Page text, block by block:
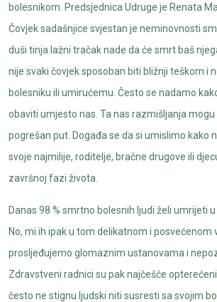
bolesnikom. Predsjednica Udruge je Renata
Čovjek sadašnjice svjestan je neminovnosti
duši tinja lažni tračak nade da će smrt baš
nije svaki čovjek sposoban biti bližnji teškom i
bolesniku ili umirućemu. Često se nadamo
obaviti umjesto nas. Ta nas razmišljanja
pogrešan put. Događa se da si umislimo kako
svoje najmilije, roditelje, bračne drugove ili
završnoj fazi života.
Danas 98 % smrtno bolesnih ljudi želi umrijeti
No, mi ih ipak u tom delikatnom i posvećenom
prosljeđujemo glomaznim ustanovama i
Zdravstveni radnici su pak najčešće
često ne stignu ljudski niti susresti sa svojim